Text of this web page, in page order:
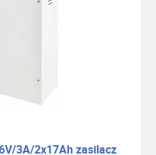
3A/2x17Ah zasilacz